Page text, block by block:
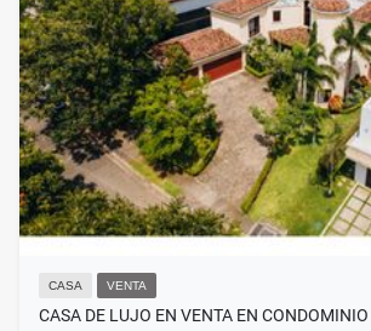
CASA VENTA
CASA DE LUJO EN VENTA EN